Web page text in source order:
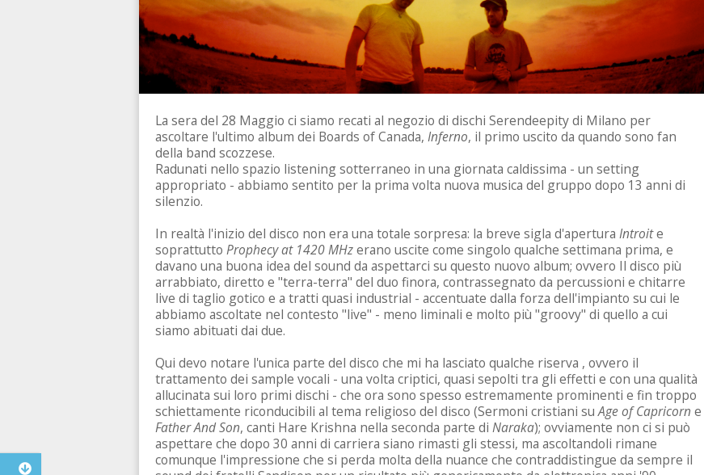
La sera del 28 Maggio ci siamo recati al negozio di dischi Serendeepity di Milano per
ascoltare l'ultimo album dei Boards of Canada, Inferno, il primo uscito da quando sono fan
della band scozzese.
Radunati nello spazio listening sotterraneo in una giornata caldissima - un setting
appropriato - abbiamo sentito per la prima volta nuova musica del gruppo dopo 13 anni di
silenzio.
In realtà l'inizio del disco non era una totale sorpresa: la breve sigla d'apertura Introite
soprattutto Prophecy at 1420 MHzerano uscite come singolo qualche settimana prima, e
davano una buona idea del sound da aspettarci su questo nuovo album; ovvero Il disco più
arrabbiato, diretto e "terra-terra" del duo finora, contrassegnato da percussioni e chitarre
live di taglio gotico e a tratti quasi industrial - accentuate dalla forza dell'impianto su cui le
abbiamo ascoltate nel contesto "live" - meno liminali e molto più "groovy" di quello a cui
siamo abituati dai due.
Qui devo notare l'unica parte del disco che mi ha lasciato qualche riserva , ovvero il
trattamento dei sample vocali - una volta criptici, quasi sepolti tra gli effetti e con una qualità
allucinata sui loro primi dischi - che ora sono spesso estremamente prominenti e fin troppo
schiettamente riconducibili al tema religioso del disco (Sermoni cristiani suAge of Capricorn e
Father And Son, canti Hare Krishna nella seconda parte di Naraka); ovviamente non ci si può
aspettare che dopo 30 anni di carriera siano rimasti gli stessi, ma ascoltandoli rimane
comunque l'impressione che si perda molta della nuance che contraddistingue da sempre il